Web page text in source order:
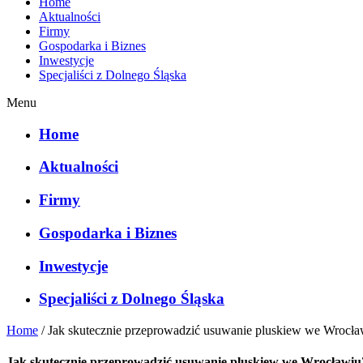
Aktualności
Firmy
Gospodarka i Biznes
Inwestycje
Specjaliści z Dolnego Śląska
Menu
Home
Aktualności
Firmy
Gospodarka i Biznes
Inwestycje
Specjaliści z Dolnego Śląska
Home /Jak skutecznie przeprowadzić usuwanie pluskiew we